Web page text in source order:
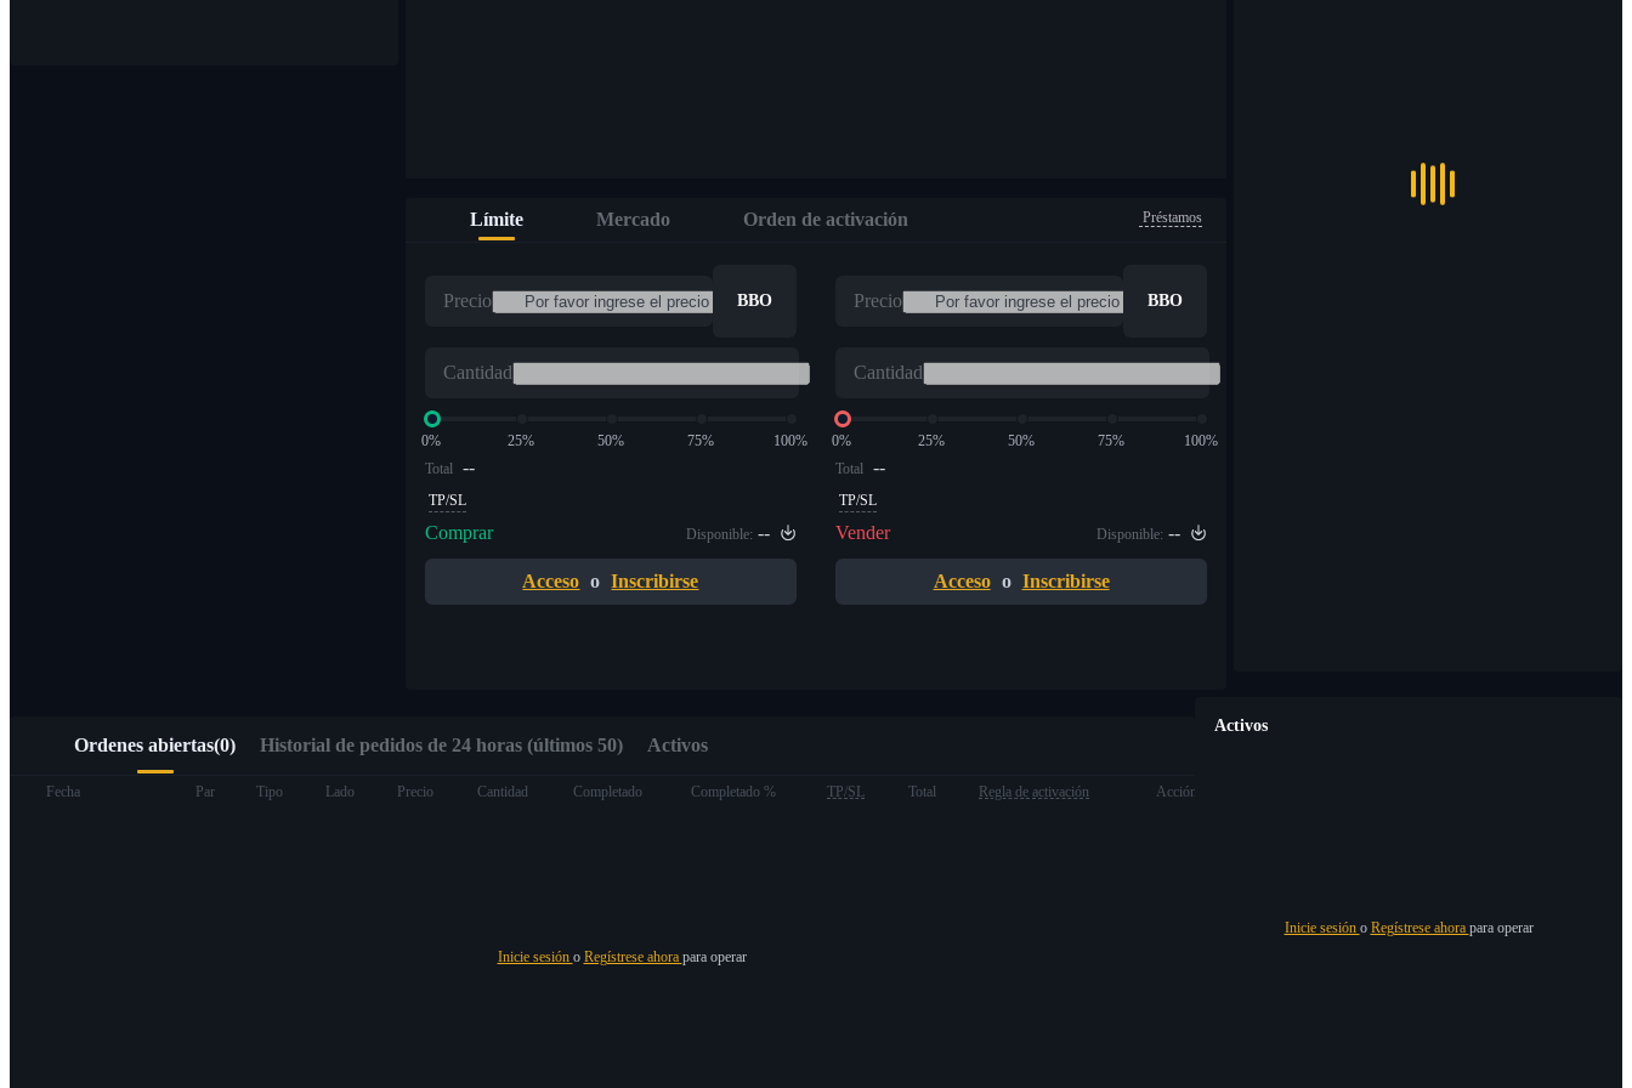
Comercio de criptomonedas a múltiplos apalancados
Futuros
Límite Mercado Orden de activación Préstamos
Precio BBO
Cantidad
0% 25% 50% 75%
100%
Total --
TP/SL
Comprar Disponible: --
Acceso o Inscribirse
Precio BBO
Cantidad
0% 25% 50% 75%
100%
Total --
TP/SL
Vender Disponible: --
Acceso o Inscribirse
Ordenes abiertas(0) Historial de pedidos de 24 horas (últimos 50) Activos
Fecha Par Tipo Lado Precio Cantidad Completado Completado % TP/SL Total Regla de activación Acción
Inicie sesión o Regístrese ahora para operar
Activos
Inicie sesión o Regístrese ahora para operar